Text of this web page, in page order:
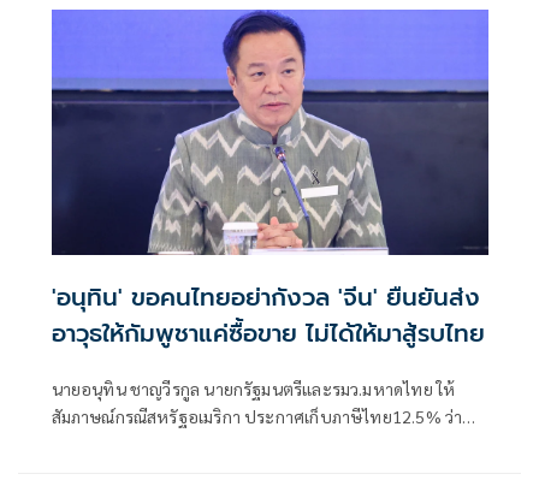
'อนุทิน' ขอคนไทยอย่ากังวล 'จีน' ยืนยันส่ง
อาวุธให้กัมพูชาแค่ซื้อขาย ไม่ได้ให้มาสู้รบไทย
นายอนุทิน ชาญวีรกูล นายกรัฐมนตรีและรมว.มหาดไทย ให้
สัมภาษณ์กรณีสหรัฐอเมริกา ประกาศเก็บภาษีไทย12.5% ว่า